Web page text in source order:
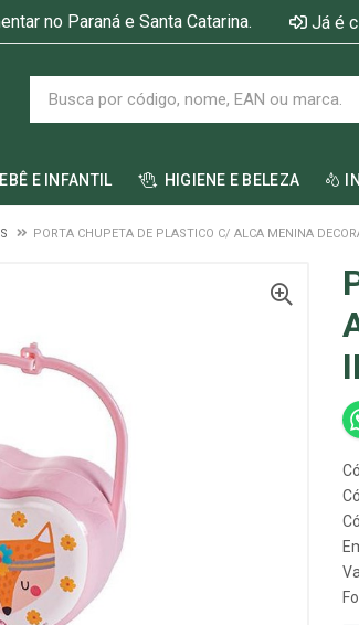
no Paraná e Santa Catarina. Já é
E INFANTIL HIGIENE E BELEZA
PORTA CHUPETA DE PLASTICO C/ ALCA MENINA